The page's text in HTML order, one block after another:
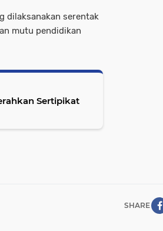
dilaksanakan serentak
mutu pendidikan
Sertipikat
SHARE